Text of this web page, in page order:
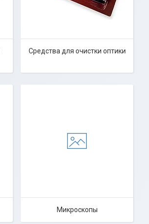
Средства для очистки оптики
Микроскопы